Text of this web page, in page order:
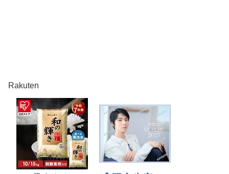
Rakuten